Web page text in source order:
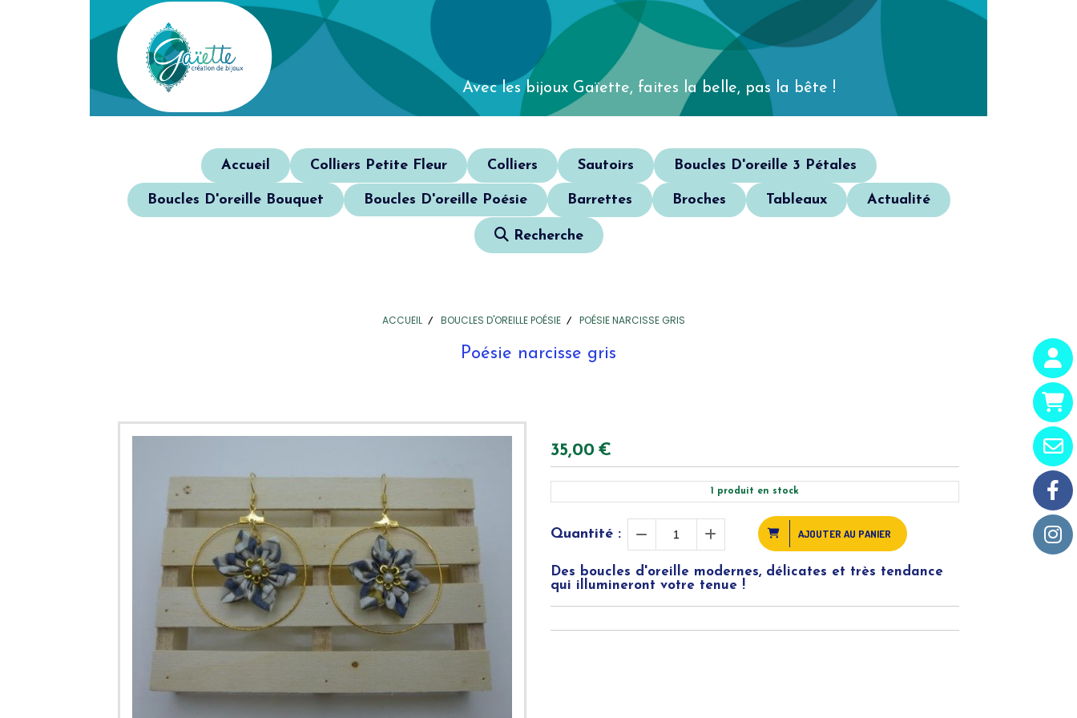
Avec les bijoux Gaïette, faites la belle, pas la bête !
Accueil Colliers Petite Fleur Colliers Sautoirs Boucles D'oreille 3 Pétales
Boucles D'oreille Bouquet Boucles D'oreille Poésie Barrettes Broches Tableaux Actualité
Recherche
ACCUEIL BOUCLES D'OREILLE POÉSIE POÉSIE NARCISSE GRIS
Poésie narcisse gris
35,00 €
produit en stock
Quantité : AJOUTER AU PANIER
Des boucles d'oreille modernes, délicates et très tendance
qui illumineront votre tenue !